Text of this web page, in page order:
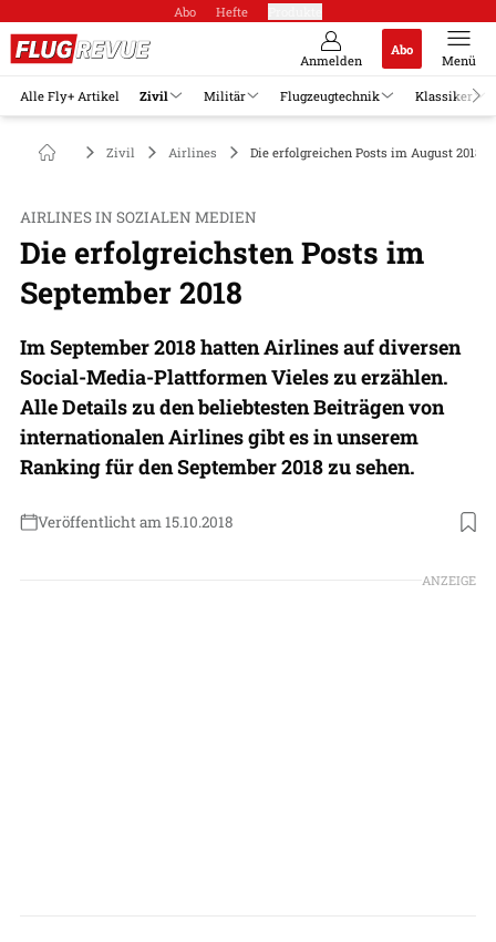
Abo Hefte
Anmelden
Abo
Menü
Alle Fly+ Artikel Zivil Militär Flugzeugtechnik Klassiker
Zivil Airlines Die erfolgreichen Posts im August 2018
AIRLINES IN SOZIALEN MEDIEN
Die erfolgreichsten Posts im
September 2018
Im September 2018 hatten Airlines auf diversen
Social-Media-Plattformen Vieles zu erzählen.
Alle Details zu den beliebtesten Beiträgen von
internationalen Airlines gibt es in unserem
Ranking für den September 2018 zu sehen.
Veröffentlicht am 15.10.2018
ANZEIGE